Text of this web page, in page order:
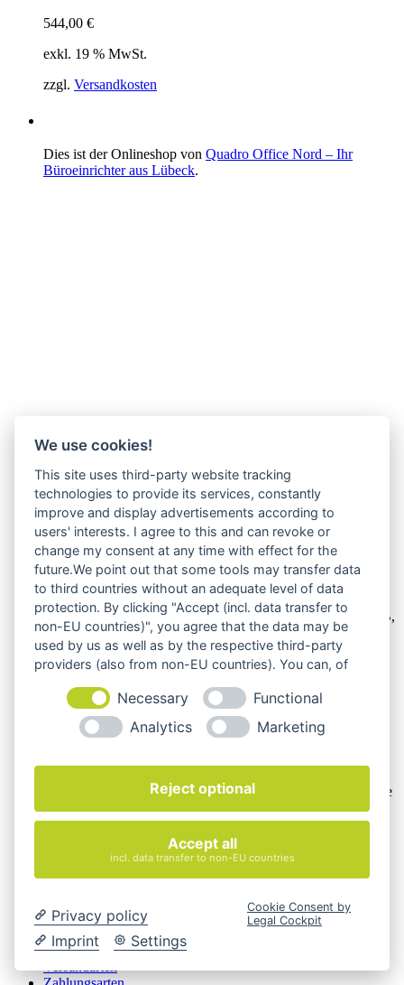
544,00 €
exkl. 19 % MwSt.
zzgl. Versandkosten
Dies ist der Onlineshop von Quadro Office Nord – Ihr
Büroeinrichter aus Lübeck.
Wir verkaufen online ausschließlich an Unternehmer
Unsere Angebote richten sich nur an Unternehmer, §14 BGB,
also an natürliche oder juristische Personen oder rechtsfähige
Personengesellschaften, die bei Abschluss eines
Rechtsgeschäfts in Ausübung ihrer gewerblichen oder
keine Verträge mit Verbrauchern,
§ 13 BGB.
Hinweis zu Produktabbildungen
Artikelbeschreibung abweichen können. Maßgeblich sind die
Angebot. Gerne konfigurieren wir das ausgewählte Produkt
genau nach Ihren Vorstellungen.
Magazin
FAQ
Kontakt
We use cookies!
This site uses third-party website tracking
technologies to provide its services, constantly
improve and display advertisements according to
users' interests. I agree to this and can revoke or
change my consent at any time with effect for the
future.We point out that some tools may transfer data
to third countries without an adequate level of data
protection. By clicking "Accept (incl. data transfer to
non-EU countries)", you agree that the data may be
used by us as well as by the respective third-party
providers (also from non-EU countries). You can, of
Necessary
Functional
Analytics
Marketing
Reject optional
Accept all
incl. data transfer to non-EU countries
Privacy policy
Imprint
Settings
Cookie Consent by
Legal Cockpit